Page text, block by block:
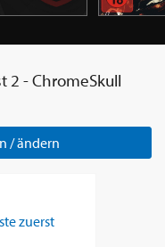
2 - ChromeSkull
/ ändern
zuerst